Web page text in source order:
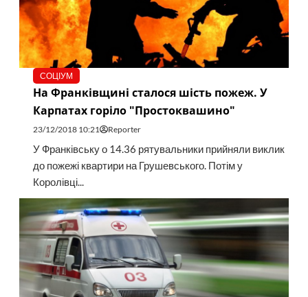
СОЦІУМ
На Франківщині сталося шість пожеж. У
Карпатах горіло "Простоквашино"
23/12/2018 10:21 Reporter
У Франківську о 14.36 рятувальники прийняли виклик
до пожежі квартири на Грушевського. Потім у
Королівці...